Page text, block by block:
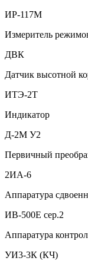
ИР-117М
Измеритель
ДВК
Датчик высотной
ИТЭ-2Т
Индикатор
Д-2М У2
Первичный
2ИА-6
Аппаратура
ИВ-500Е сер.2
Аппаратура
УИ3-3К (КЧ)